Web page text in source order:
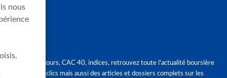
Graphique, cours, CAC 40, indices, retrouvez toute l'actualité boursière
en quelques clics mais aussi des articles et dossiers complets sur les
nous